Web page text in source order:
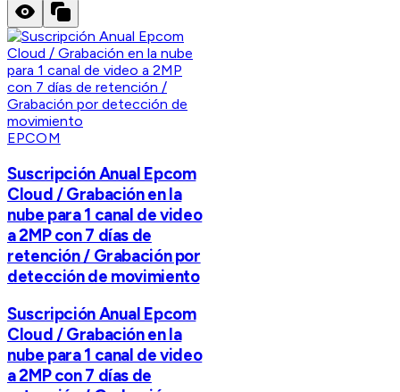
EPCOM
Suscripción Anual Epcom
Cloud / Grabación en la
nube para 1 canal de video
a 2MP con 7 días de
retención / Grabación por
detección de movimiento
Suscripción Anual Epcom
Cloud / Grabación en la
nube para 1 canal de video
a 2MP con 7 días de